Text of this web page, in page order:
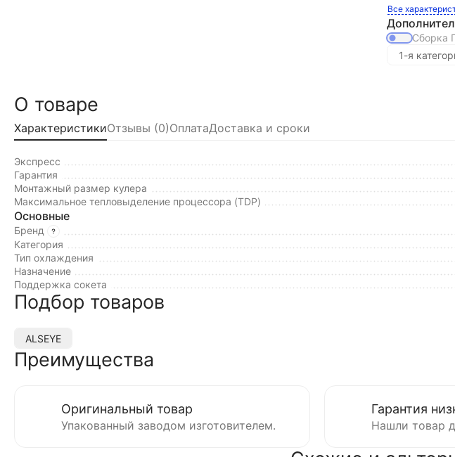
Все
Сборка
О товаре
ХарактеристикиОтзывы (0)ОплатаДоставка и сроки
Экспресс
Гарантия
Монтажный размер кулера
Максимальное тепловыделение процессора (TDP)
Основные
Бренд
Категория
Тип охлаждения
Назначение
Поддержка сокета
Подбор товаров
ALSEYE
Преимущества
Оригинальный товар
Упакованный заводом изготовителем.
Гарантия
Нашли товар